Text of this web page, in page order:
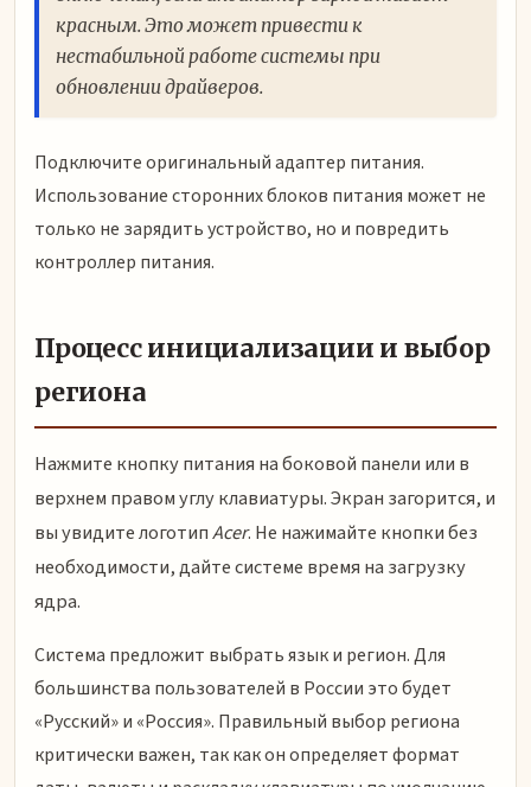
красным. Это может привести к
нестабильной работе системы при
обновлении драйверов.
Подключите оригинальный адаптер питания.
Использование сторонних блоков питания может не
только не зарядить устройство, но и повредить
контроллер питания.
Процесс инициализации и выбор
региона
Нажмите кнопку питания на боковой панели или в
верхнем правом углу клавиатуры. Экран загорится, и
вы увидите логотипAcer. Не нажимайте кнопки без
необходимости, дайте системе время на загрузку
ядра.
Система предложит выбрать язык и регион. Для
большинства пользователей в России это будет
«Русский» и «Россия». Правильный выбор региона
критически важен, так как он определяет формат